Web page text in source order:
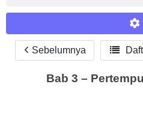
Bookmark
Reader Settings
Sebelumnya 
Bab 3 –